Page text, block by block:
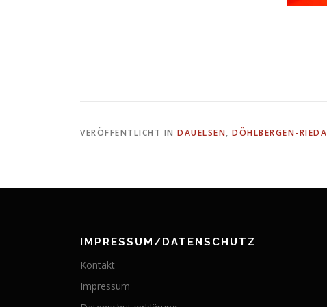
VERÖFFENTLICHT IN DAUELSEN, DÖHLBERGEN-RIEDA
IMPRESSUM/DATENSCHUTZ
Kontakt
Impressum